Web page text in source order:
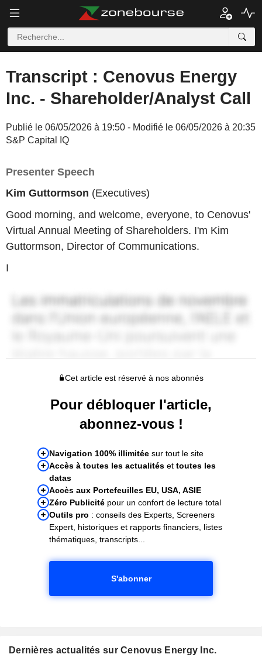
Transcript : Cenovus Energy
Inc. - Shareholder/Analyst Call
Publié le 06/05/2026 à 19:50 - Modifié le 06/05/2026 à 20:35
S&P Capital IQ
Presenter Speech
Kim Guttormson (Executives)
Good morning, and welcome, everyone, to Cenovus'
Virtual Annual Meeting of Shareholders. I'm Kim
Guttormson, Director of Communications.
I
Cet article est réservé à nos abonnés
Pour débloquer l'article,
abonnez-vous !
Navigation 100% illimitée sur tout le site
Accès à toutes les actualités et toutes les
datas
Accès aux Portefeuilles EU, USA, ASIE
Zéro Publicité pour un confort de lecture total
Outils pro : conseils des Experts, Screeners
Expert, historiques et rapports financiers, listes
thématiques, transcripts...
S'abonner
Dernières actualités sur Cenovus Energy Inc.